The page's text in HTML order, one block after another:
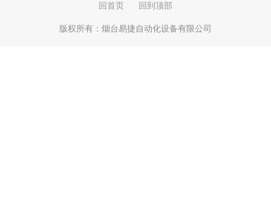
回首页 回到顶部
版权所有： 烟台易捷自动化设备有限公司